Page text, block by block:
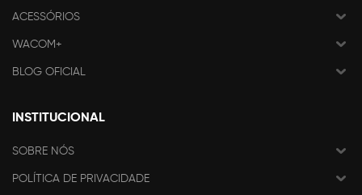
ACESSÓRIOS
WACOM+
BLOG OFICIAL
INSTITUCIONAL
SOBRE NÓS
POLÍTICA DE PRIVACIDADE